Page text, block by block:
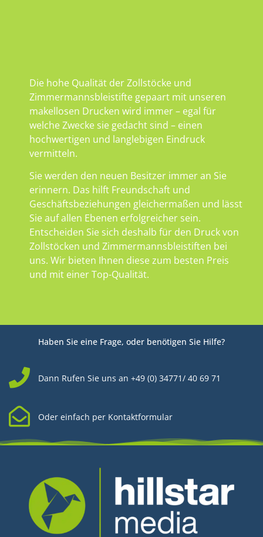
Die hohe Qualität der Zollstöcke und
Zimmermannsbleistifte gepaart mit unseren
makellosen Drucken wird immer – egal für
welche Zwecke sie gedacht sind – einen
hochwertigen und langlebigen Eindruck
vermitteln.
Sie werden den neuen Besitzer immer an Sie
erinnern. Das hilft Freundschaft und
Geschäftsbeziehungen gleichermaßen und lässt
Sie auf allen Ebenen erfolgreicher sein.
Entscheiden Sie sich deshalb für den Druck von
Zollstöcken und Zimmermannsbleistiften bei
uns. Wir bieten Ihnen diese zum besten Preis
und mit einer Top-Qualität.
Haben Sie eine Frage, oder benötigen Sie Hilfe?
Dann Rufen Sie uns an +49 (0) 34771/ 40 69 71
Oder einfach per Kontaktformular